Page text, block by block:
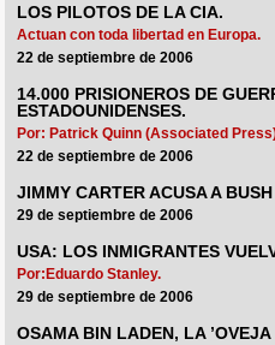
LOS PILOTOS DE LA CIA.
Actuan con toda libertad en Europa.
22 de septiembre de 2006
14.000 PRISIONEROS DE
ESTADOUNIDENSES.
Por: Patrick Quinn (Associated
22 de septiembre de 2006
JIMMY CARTER ACUSA A
29 de septiembre de 2006
USA: LOS INMIGRANTES
Por:Eduardo Stanley.
29 de septiembre de 2006
OSAMA BIN LADEN, LA ’OVEJA